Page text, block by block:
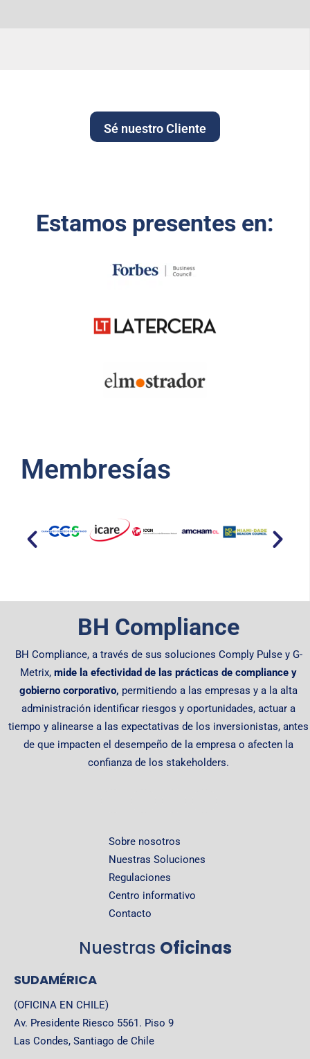
Sé nuestro Cliente
Estamos presentes en:
Membresías​
BH Compliance
BH Compliance, a través de sus soluciones Comply Pulse y G-
Metrix, mide la efectividad de las prácticas de compliance y
gobierno corporativo, permitiendo a las empresas y a la alta
administración identificar riesgos y oportunidades, actuar a
tiempo y alinearse a las expectativas de los inversionistas, antes
de que impacten el desempeño de la empresa o afecten la
confianza de los stakeholders.
Sobre nosotros
Nuestras Soluciones
Regulaciones
Centro informativo
Contacto
Nuestras Oficinas
SUDAMÉRICA
(OFICINA EN CHILE)
Av. Presidente Riesco 5561. Piso 9
Las Condes, Santiago de Chile